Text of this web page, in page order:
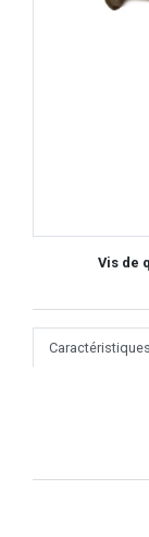
Vis de
Caractéristiques